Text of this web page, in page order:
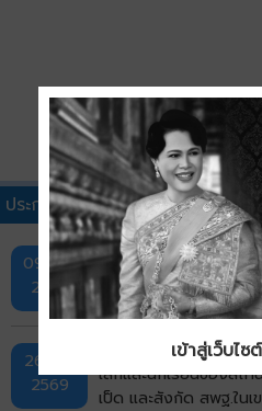
ประกาศผู้ชนะการเสนอราคาอื่นๆ
09 ก.ค.
2569
ประกาศผลผู้ชนะการจัด
และสาระสำคัญของสั
ไตรมาสที่ 3 (เดือนเมษ
พ.ศ.2569)
26 มิ.ย.
2569
ประกาศผู้ชนะการเสนอ
เล็กและนักเรียนของสถ
เป็ด และสังกัด สพฐ.ในเ
เข้าสู่เว็บไซ